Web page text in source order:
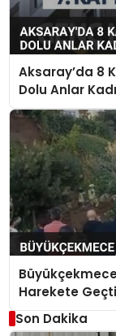
Aksaray’da 8
Dolu Anlar
Harekete Geçti
Son Dakika